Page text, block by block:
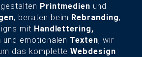
Printmedien und
, beraten beim Rebranding,
mit Handlettering,
und emotionalen Texten, wir
das kompletteWebdesign